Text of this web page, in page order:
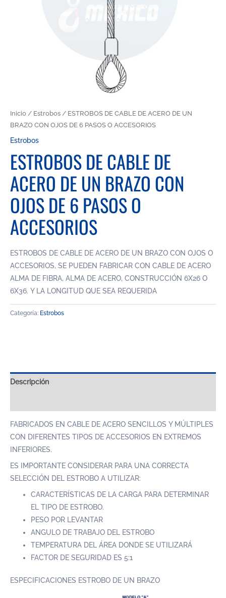
Inicio / Estrobos / ESTROBOS DE CABLE DE ACERO DE UN
BRAZO CON OJOS DE 6 PASOS O ACCESORIOS
Estrobos
ESTROBOS DE CABLE DE
ACERO DE UN BRAZO CON
OJOS DE 6 PASOS O
ACCESORIOS
ESTROBOS DE CABLE DE ACERO DE UN BRAZO CON OJOS O
ACCESORIOS, SE PUEDEN FABRICAR CON CABLE DE ACERO
ALMA DE FIBRA, ALMA DE ACERO, CONSTRUCCIÓN 6X26 O
6X36. Y LA LONGITUD QUE SEA REQUERIDA
Categoría: Estrobos
Descripción
FABRICADOS EN CABLE DE ACERO SENCILLOS Y MÚLTIPLES
CON DIFERENTES TIPOS DE ACCESORIOS EN EXTREMOS
INFERIORES.
ES IMPORTANTE CONSIDERAR PARA UNA CORRECTA
SELECCIÓN DEL ESTROBO A UTILIZAR:
CARACTERÍSTICAS DE LA CARGA PARA DETERMINAR
EL TIPO DE ESTROBO.
PESO POR LEVANTAR
ANGULO DE TRABAJO DEL ESTROBO
TEMPERATURA DEL ÁREA DONDE SE UTILIZARÁ
FACTOR DE SEGURIDAD ES 5:1
ESPECIFICACIONES ESTROBO DE UN BRAZO